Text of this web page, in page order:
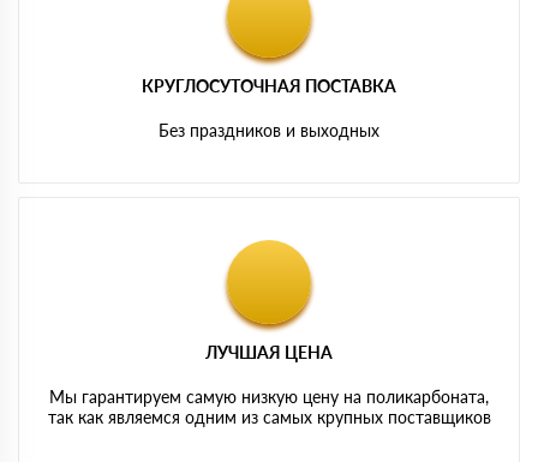
КРУГЛОСУТОЧНАЯ ПОСТАВКА
Без праздников и выходных
ЛУЧШАЯ ЦЕНА
Мы гарантируем самую низкую цену на поликарбоната,
так как являемся одним из самых крупных поставщиков